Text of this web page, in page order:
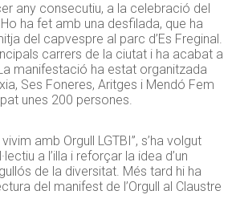
any consecutiu, a la celebració del
Ho ha fet amb una desfilada, que ha
del capvespre al parc d’Es Freginal.
carrers de la ciutat i ha acabat a
manifestació ha estat organitzada
Ses Foneres, Aritges i Mendó Fem
unes 200 persones.
amb Orgull LGTBI”, s’ha volgut
a l’illa i reforçar la idea d’un
de la diversitat. Més tard hi ha
del manifest de l’Orgull al Claustre